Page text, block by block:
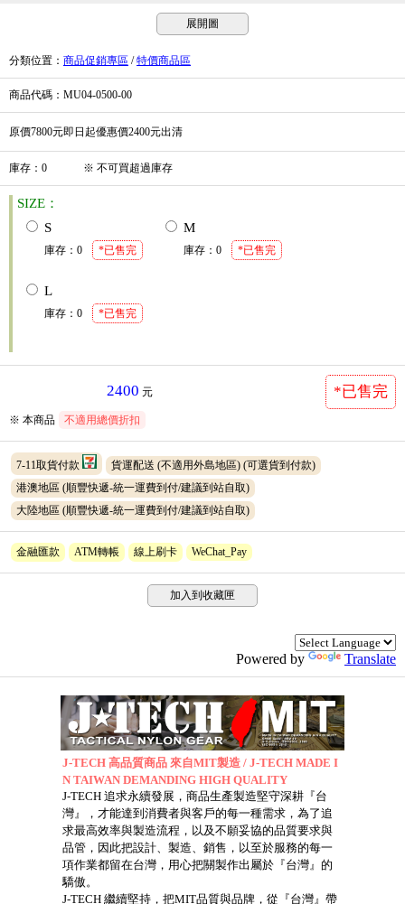
展開圖
分類位置 ： 商品促銷專區 /特價商品區
商品代碼 ：MU04-0500-00
原價7800元即日起優惠價2400元出清
庫存 ： 0 ※ 不可買超過庫存
SIZE：
S
庫存 ： 0 *已售完
M
庫存 ： 0 *已售完
L
庫存 ： 0 *已售完
2400 元 *已售完
※ 本商品 不適用總價折扣
7-11取貨付款 貨運配送 (不適用外島地區) (可選貨到付款)
港澳地區 (順豐快遞-統一運費到付/建議到站自取)
大陸地區 (順豐快遞-統一運費到付/建議到站自取)
金融匯款 ATM轉帳 線上刷卡 WeChat_Pay
加入到收藏匣
Powered by Translate
J-TECH 高品質商品 來自MIT製造 / J-TECH MADE I
N TAIWAN DEMANDING HIGH QUALITY
J-TECH 追求永續發展，商品生產製造堅守深耕『台
灣』，才能達到消費者與客戶的每一種需求，為了追
求最高效率與製造流程，以及不願妥協的品質要求與
品管，因此把設計、製造、銷售，以至於服務的每一
項作業都留在台灣，用心把關製作出屬於『台灣』的
驕傲。
J-TECH 繼續堅持，把MIT品質與品牌，從『台灣』帶